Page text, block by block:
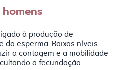
à produção de
esperma. Baixos níveis
a contagem e a mobilidade
a fecundação.